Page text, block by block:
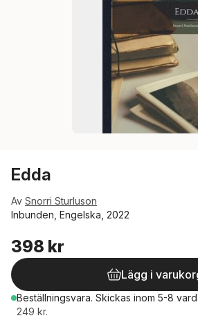
Edda
Av Snorri Sturluson
Inbunden, Engelska, 2022
398 kr
Lägg i
Beställningsvara. Skickas inom 5-8
249 kr.